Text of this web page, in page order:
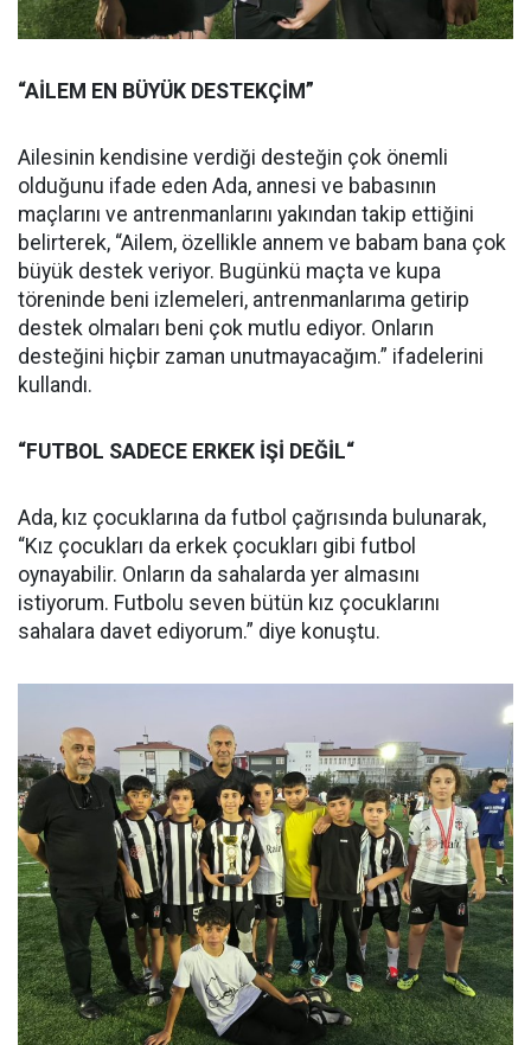
“AİLEM EN BÜYÜK DESTEKÇİM”
Ailesinin kendisine verdiği desteğin çok önemli
olduğunu ifade eden Ada, annesi ve babasının
maçlarını ve antrenmanlarını yakından takip ettiğini
belirterek, “Ailem, özellikle annem ve babam bana çok
büyük destek veriyor. Bugünkü maçta ve kupa
töreninde beni izlemeleri, antrenmanlarıma getirip
destek olmaları beni çok mutlu ediyor. Onların
desteğini hiçbir zaman unutmayacağım.” ifadelerini
kullandı.
“FUTBOL SADECE ERKEK İŞİ DEĞİL“
Ada, kız çocuklarına da futbol çağrısında bulunarak,
“Kız çocukları da erkek çocukları gibi futbol
oynayabilir. Onların da sahalarda yer almasını
istiyorum. Futbolu seven bütün kız çocuklarını
sahalara davet ediyorum.” diye konuştu.